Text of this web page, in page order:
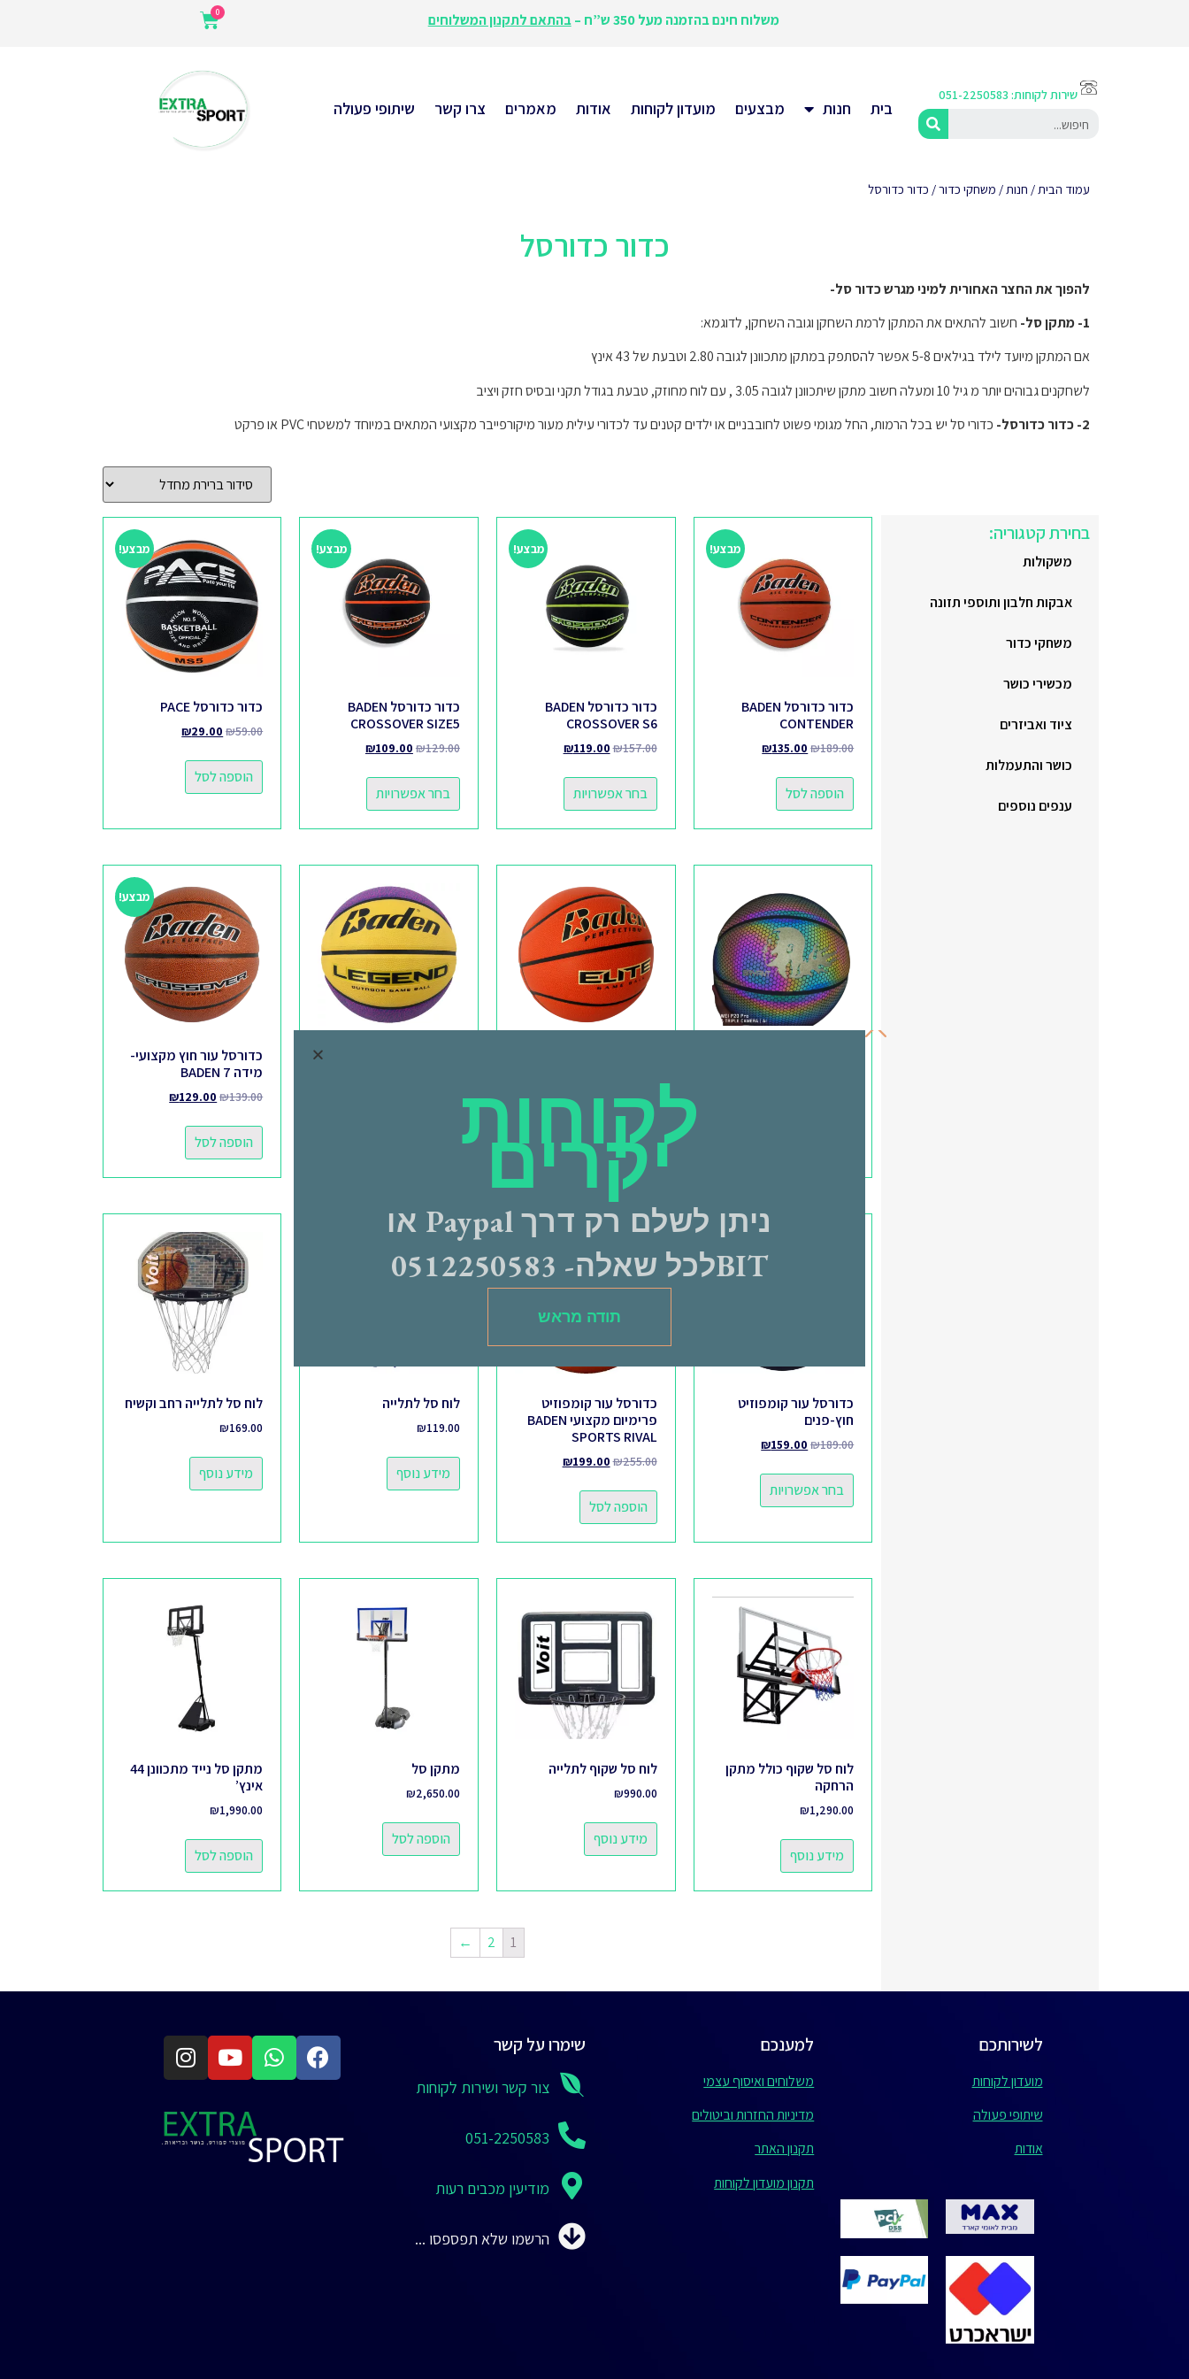
משלוח חינם בהזמנה מעל 350 ש”ח – בהתאם לתקנון המשלוחים
שירות לקוחות: 051-2250583
בית חנות מבצעים מועדון לקוחות אודות מאמרים צרו קשר שיתופי פעולה
עמוד הבית/ חנות/ משחקי כדור/ כדור כדורסל
כדור כדורסל
להפוך את החצר האחורית למיני מגרש כדור סל-
1- מתקן סל-
חשוב להתאים את המתקן לרמת השחקן וגובה השחקן, לדוגמא:
אם המתקן מיועד לילד בגילאים 5-8 אפשר להסתפק במתקן מתכוונן לגובה 2.80 וטבעת של 43 אינץ
לשחקנים גבוהים יותר מ גיל 10 ומעלה חשוב מתקן שיתכוונן לגובה 3.05 , עם לוח מחוזק, טבעת בגודל תקני ובסיס חזק ויציב
2- כדור כדורסל-
כדורי סל יש בכל הרמות, החל מגומי פשוט לחובבניים או ילדים קטנים עד לכדורי עילית מעור מיקורפייבר מקצועי המתאים במיוחד למשטחי PVC או פרקט
בחירת קטגוריה:
משקולות
אבקות חלבון ותוספי תזונה
משחקי כדור
מכשירי כושר
ציוד ואביזרים
כושר והתעמלות
ענפים נוספים
מבצע!
כדור כדורסל BADEN
CONTENDER
₪189.00
₪135.00
הוספה לסל
מבצע!
כדור כדורסל BADEN
CROSSOVER S6
₪157.00
₪119.00
בחר אפשרויות
מבצע!
כדור כדורסל BADEN
CROSSOVER SIZE5
₪129.00
₪109.00
בחר אפשרויות
מבצע!
כדור כדורסל PACE
₪59.00
₪29.00
הוספה לסל
₪285.00
הוספה לסל
מבצע!
כדורסל עור חוץ מקצועי-
מידה 7 BADEN
₪139.00
₪129.00
הוספה לסל
כדורסל עור קומפוזיט
חוץ-פנים
₪189.00
₪159.00
בחר אפשרויות
כדורסל עור קומפוזיט
פרימיום מקצועי BADEN
SPORTS RIVAL
₪255.00
₪199.00
הוספה לסל
לוח סל לתלייה
₪119.00
מידע נוסף
לוח סל לתלייה רחב וקשיח
₪169.00
מידע נוסף
לוח סל שקוף כולל מתקן
הרחקה
₪1,290.00
מידע נוסף
לוח סל שקוף לתלייה
₪990.00
מידע נוסף
מתקן סל
₪2,650.00
הוספה לסל
מתקן סל נייד מתכוונן 44
אינץ’
₪1,990.00
הוספה לסל
1
2
←
לשירותכם
מועדון לקוחות
שיתופי פעולה
אודות
למענכם
משלוחים ואיסוף עצמי
מדיניות החזרות וביטולים
תקנון האתר
תקנון מועדון לקוחות
שימרו על קשר
צור קשר ושירות לקוחות
051-2250583
מודיעין מכבים רעות
הרשמו שלא תפספסו ...
לקוחות
יקרים
ניתן לשלם רק דרך Paypal או
BITלכל שאלה- 0512250583
תודה מראש